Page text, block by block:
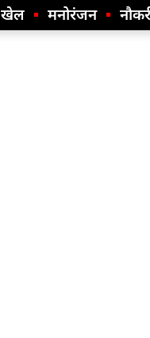
खेल मनोरंजन